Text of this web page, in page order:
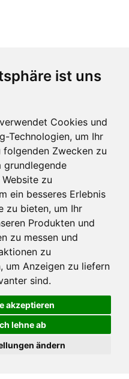
ist uns
Cookies und
Technologien, um Ihr
folgenden Zwecken zu
grundlegende
zu
ein besseres Erlebnis
zu bieten, um Ihr
Produkten und
zu messen und
zu
, um Anzeigen zu liefern
sind.
akzeptieren
lehne ab
ändern